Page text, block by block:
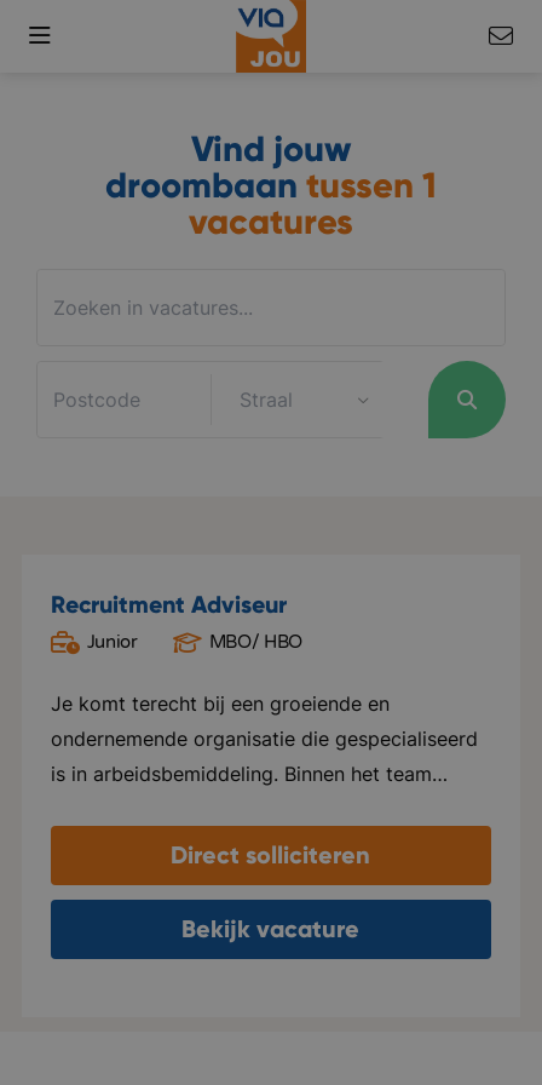
Vind jouw
droombaan tussen 1
vacatures
Recruitment Adviseur
Junior
MBO/ HBO
Je komt terecht bij een groeiende en
ondernemende organisatie die gespecialiseerd
is in arbeidsbemiddeling. Binnen het team
collega's nauw samenwerken, elkaar helpen en
successen samen vieren. Er is veel ruimte voor
eigen initiatief en persoonlijke groei. Je krijgt
de vrijheid om je eigen manier van werken te
Direct solliciteren
Bekijk vacature